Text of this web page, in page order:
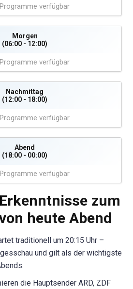
verfügbar
Morgen
(06:00 - 12:00)
verfügbar
Nachmittag
(12:00 - 18:00)
verfügbar
Abend
(18:00 - 00:00)
verfügbar
zum
heute Abend
traditionell um 20:15 Uhr –
und gilt als der wichtigste
die Hauptsender ARD, ZDF